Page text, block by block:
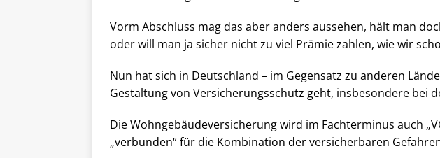
Vorm Abschluss mag das aber anders aussehen, hält man
oder will man ja sicher nicht zu viel Prämie zahlen, wie wir
Nun hat sich in Deutschland – im Gegensatz zu anderen
Gestaltung von Versicherungsschutz geht, insbesondere bei
Die Wohngebäudeversicherung wird im Fachterminus auch
„verbunden“ für die Kombination der versicherbaren